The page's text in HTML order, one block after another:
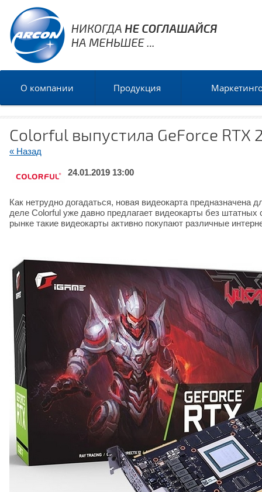
О компании Продукция
Colorful выпустила GeForce
« Назад
24.01.2019 13:00
Как нетрудно догадаться, новая видеокарта
деле Colorful уже давно предлагает видеокарты без
рынке такие видеокарты активно покупают различные